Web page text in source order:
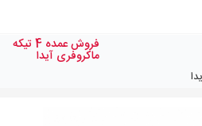
فروش عمده 4 تیکه
ماکروفری آیدا